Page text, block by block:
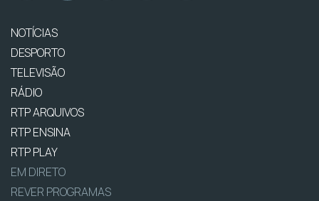
NOTÍCIAS
DESPORTO
TELEVISÃO
RÁDIO
RTP ARQUIVOS
RTP ENSINA
RTP PLAY
EM DIRETO
REVER PROGRAMAS